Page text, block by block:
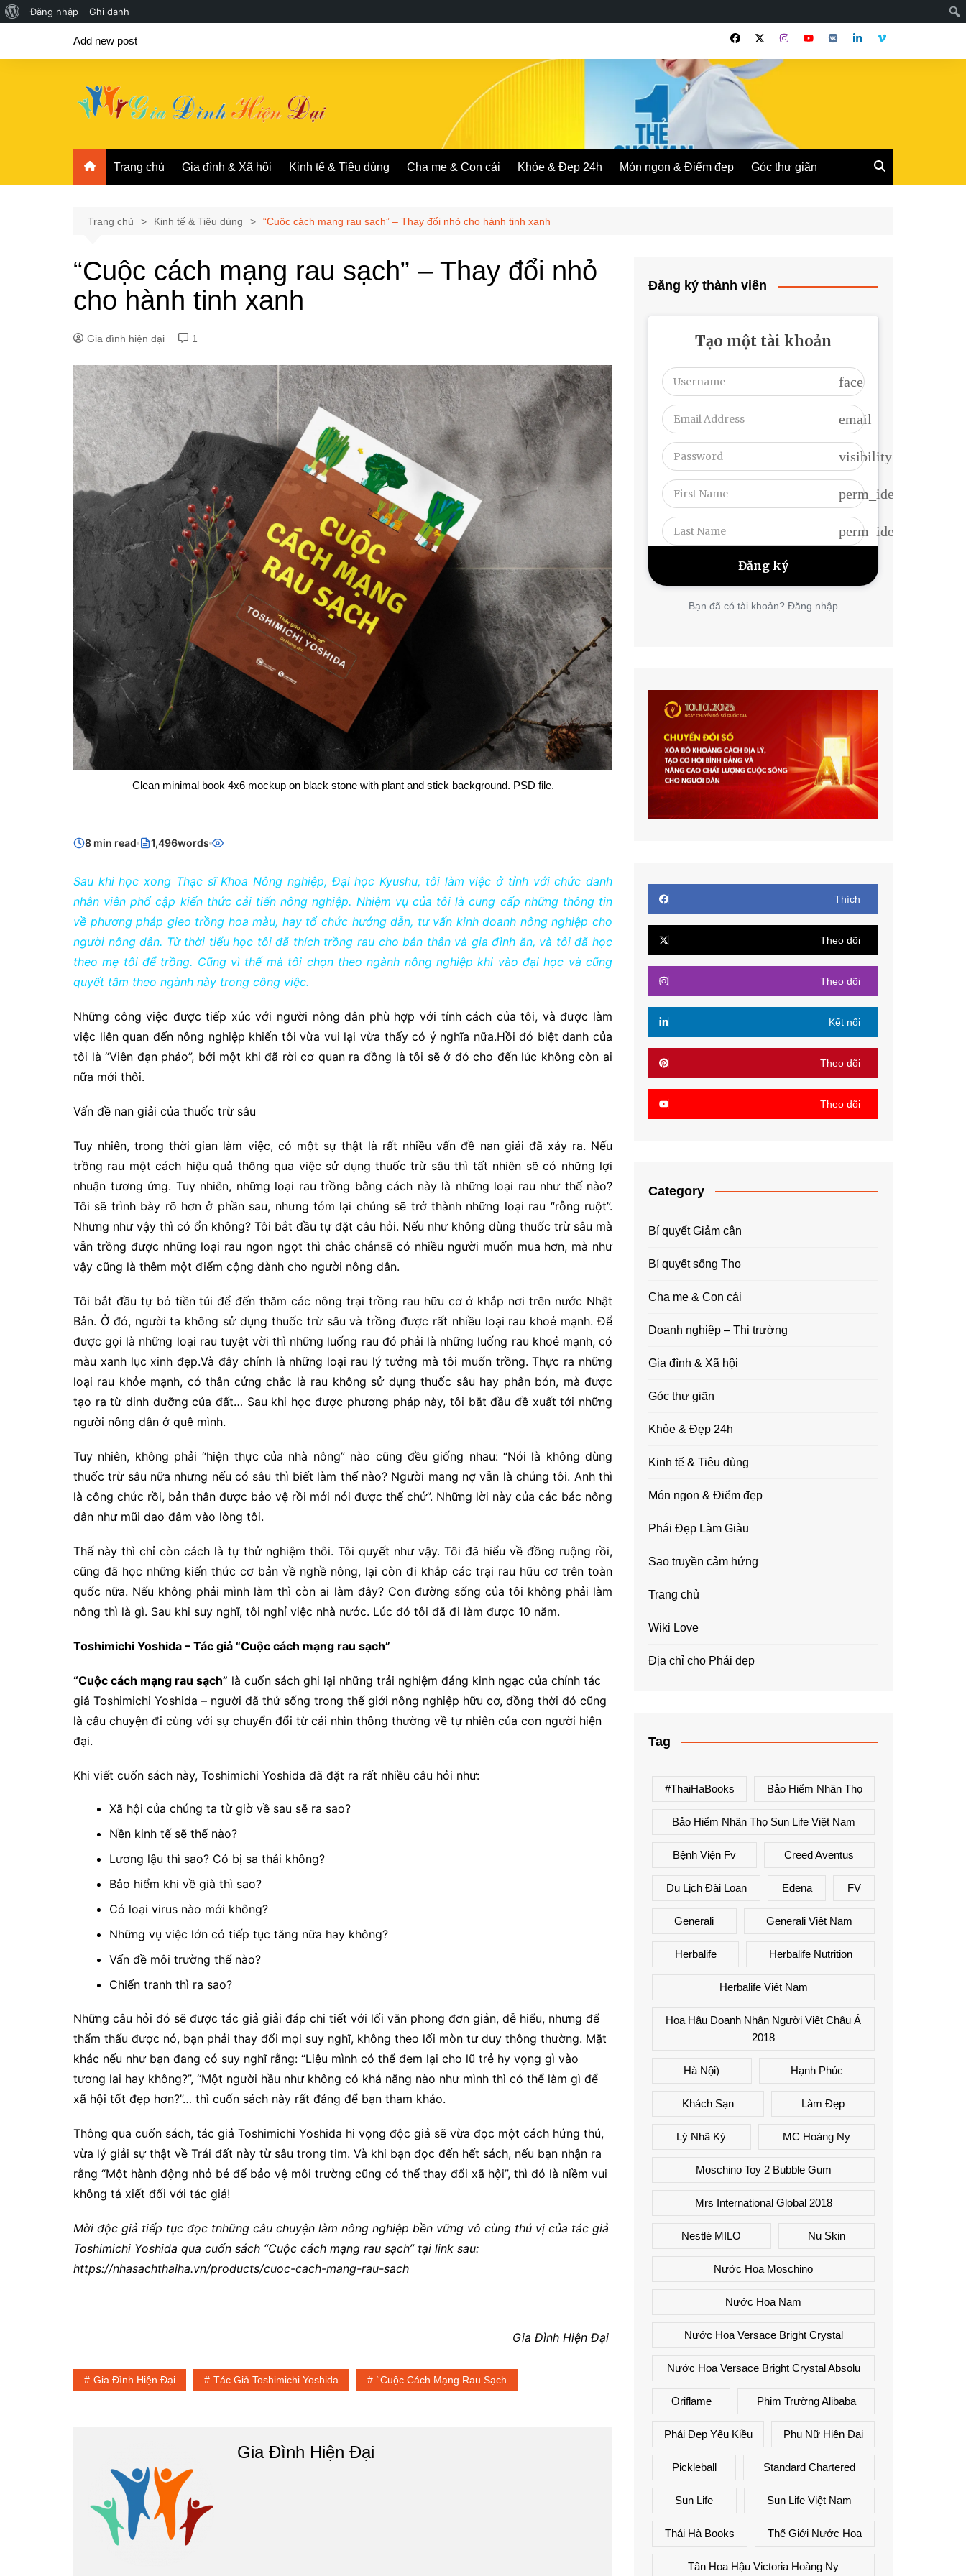
Giới
về
Đăng nhập Ghi danh
Add new post
Trang chủ Gia đình & Xã hội Kinh tế & Tiêu dùng Cha mẹ & Con cái Khỏe & Đẹp 24h Món ngon & Điểm đẹp Góc thư giãn
Trang chủ Kinh tế & Tiêu dùng “Cuộc cách mạng rau sạch” – Thay đổi nhỏ cho hành tinh xanh
“Cuộc cách mạng rau sạch” – Thay đổi nhỏ
cho hành tinh xanh
Gia đình hiện đại 1
Clean minimal book 4x6 mockup on black stone with plant and stick background. PSD file.
8 min read 1,496words
Sau khi học xong Thạc sĩ Khoa Nông nghiệp, Đại học Kyushu, tôi làm việc ở tỉnh với chức danh
nhân viên phổ cập kiến thức cải tiến nông nghiệp. Nhiệm vụ của tôi là cung cấp những thông tin
về phương pháp gieo trồng hoa màu, hay tổ chức hướng dẫn, tư vấn kinh doanh nông nghiệp cho
người nông dân. Từ thời tiểu học tôi đã thích trồng rau cho bản thân và gia đình ăn, và tôi đã học
theo mẹ tôi để trồng. Cũng vì thế mà tôi chọn theo ngành nông nghiệp khi vào đại học và cũng
quyết tâm theo ngành này trong công việc.
Những công việc được tiếp xúc với người nông dân phù hợp với tính cách của tôi, và được làm
việc liên quan đến nông nghiệp khiến tôi vừa vui lại vừa thấy có ý nghĩa nữa.Hồi đó biệt danh của
tôi là “Viên đạn pháo”, bởi một khi đã rời cơ quan ra đồng là tôi sẽ ở đó cho đến lúc không còn ai
nữa mới thôi.
Vấn đề nan giải của thuốc trừ sâu
Tuy nhiên, trong thời gian làm việc, có một sự thật là rất nhiều vấn đề nan giải đã xảy ra. Nếu
trồng rau một cách hiệu quả thông qua việc sử dụng thuốc trừ sâu thì tất nhiên sẽ có những lợi
nhuận tương ứng. Tuy nhiên, những loại rau trồng bằng cách này là những loại rau như thế nào?
Tôi sẽ trình bày rõ hơn ở phần sau, nhưng tóm lại chúng sẽ trở thành những loại rau “rỗng ruột”.
Nhưng như vậy thì có ổn không? Tôi bắt đầu tự đặt câu hỏi. Nếu như không dùng thuốc trừ sâu mà
vẫn trồng được những loại rau ngon ngọt thì chắc chắnsẽ có nhiều người muốn mua hơn, mà như
vậy cũng là thêm một điểm cộng dành cho người nông dân.
Tôi bắt đầu tự bỏ tiền túi để đến thăm các nông trại trồng rau hữu cơ ở khắp nơi trên nước Nhật
Bản. Ở đó, người ta không sử dụng thuốc trừ sâu và trồng được rất nhiều loại rau khoẻ mạnh. Để
được gọi là những loại rau tuyệt vời thì những luống rau đó phải là những luống rau khoẻ mạnh, có
màu xanh lục xinh đẹp.Và đây chính là những loại rau lý tưởng mà tôi muốn trồng. Thực ra những
loại rau khỏe mạnh, có thân cứng chắc là rau không sử dụng thuốc sâu hay phân bón, mà được
tạo ra từ dinh dưỡng của đất… Sau khi học được phương pháp này, tôi bắt đầu đề xuất tới những
người nông dân ở quê mình.
Tuy nhiên, không phải “hiện thực của nhà nông” nào cũng đều giống nhau: “Nói là không dùng
thuốc trừ sâu nữa nhưng nếu có sâu thì biết làm thế nào? Người mang nợ vẫn là chúng tôi. Anh thì
là công chức rồi, bản thân được bảo vệ rồi mới nói được thế chứ”. Những lời này của các bác nông
dân như mũi dao đâm vào lòng tôi.
Thế này thì chỉ còn cách là tự thử nghiệm thôi. Tôi quyết như vậy. Tôi đã hiểu về đồng ruộng rồi,
cũng đã học những kiến thức cơ bản về nghề nông, lại còn đi khắp các trại rau hữu cơ trên toàn
quốc nữa. Nếu không phải mình làm thì còn ai làm đây? Con đường sống của tôi không phải làm
nông thì là gì. Sau khi suy nghĩ, tôi nghỉ việc nhà nước. Lúc đó tôi đã đi làm được 10 năm.
Toshimichi Yoshida – Tác giả “Cuộc cách mạng rau sạch”
“Cuộc cách mạng rau sạch” là cuốn sách ghi lại những trải nghiệm đáng kinh ngạc của chính tác
giả Toshimichi Yoshida – người đã thử sống trong thế giới nông nghiệp hữu cơ, đồng thời đó cũng
là câu chuyện đi cùng với sự chuyển đổi từ cái nhìn thông thường về tự nhiên của con người hiện
đại.
Khi viết cuốn sách này, Toshimichi Yoshida đã đặt ra rất nhiều câu hỏi như:
Xã hội của chúng ta từ giờ về sau sẽ ra sao?
Nền kinh tế sẽ thế nào?
Lương lậu thì sao? Có bị sa thải không?
Bảo hiểm khi về già thì sao?
Có loại virus nào mới không?
Những vụ việc lớn có tiếp tục tăng nữa hay không?
Vấn đề môi trường thế nào?
Chiến tranh thì ra sao?
Những câu hỏi đó sẽ được tác giả giải đáp chi tiết với lối văn phong đơn giản, dễ hiểu, nhưng để
thẩm thấu được nó, bạn phải thay đổi mọi suy nghĩ, không theo lối mòn tư duy thông thường. Mặt
khác nếu như bạn đang có suy nghĩ rằng: “Liệu mình có thể đem lại cho lũ trẻ hy vọng gì vào
tương lai hay không?”, “Một người hầu như không có khả năng nào như mình thì có thể làm gì để
xã hội tốt đẹp hơn?”… thì cuốn sách này rất đáng để bạn tham khảo.
Thông qua cuốn sách, tác giả Toshimichi Yoshida hi vọng độc giả sẽ vừa đọc một cách hứng thú,
vừa lý giải sự thật về Trái đất này từ sâu trong tim. Và khi bạn đọc đến hết sách, nếu bạn nhận ra
rằng “Một hành động nhỏ bé để bảo vệ môi trường cũng có thể thay đổi xã hội”, thì đó là niềm vui
không tả xiết đối với tác giả!
Mời độc giả tiếp tục đọc tnhững câu chuyện làm nông nghiệp bền vững vô cùng thú vị của tác giả
Toshimichi Yoshida qua cuốn sách “Cuộc cách mạng rau sạch” tại link sau:
https://nhasachthaiha.vn/products/cuoc-cach-mang-rau-sach
Gia Đình Hiện Đại
Gia Đình Hiện Đại Tác Giả Toshimichi Yoshida “Cuộc Cách Mạng Rau Sạch
Gia Đình Hiện Đại
Đăng ký thành viên
Tạo một tài khoản
face
email
visibility
perm_identity
perm_identity
Bạn đã có tài khoản? Đăng nhập
Thích
Theo dõi
Theo dõi
Kết nối
Theo dõi
Theo dõi
Category
Bí quyết Giảm cân
Bí quyết sống Thọ
Cha mẹ & Con cái
Doanh nghiệp – Thị trường
Gia đình & Xã hội
Góc thư giãn
Khỏe & Đẹp 24h
Kinh tế & Tiêu dùng
Món ngon & Điểm đẹp
Phái Đẹp Làm Giàu
Sao truyền cảm hứng
Trang chủ
Wiki Love
Địa chỉ cho Phái đẹp
Tag
#ThaiHaBooks Bảo Hiểm Nhân Thọ
Bảo Hiểm Nhân Thọ Sun Life Việt Nam
Bệnh Viện Fv Creed Aventus
Du Lịch Đài Loan Edena FV
Generali Generali Việt Nam
Herbalife Herbalife Nutrition
Herbalife Việt Nam
Hoa Hậu Doanh Nhân Người Việt Châu Á
2018
Hà Nội) Hạnh Phúc
Khách Sạn Làm Đẹp
Lý Nhã Kỳ MC Hoàng Ny
Moschino Toy 2 Bubble Gum
Mrs International Global 2018
Nestlé MILO Nu Skin
Nước Hoa Moschino
Nước Hoa Nam
Nước Hoa Versace Bright Crystal
Nước Hoa Versace Bright Crystal Absolu
Oriflame Phim Trường Alibaba
Phái Đẹp Yêu Kiều Phụ Nữ Hiện Đại
Pickleball Standard Chartered
Sun Life Sun Life Việt Nam
Thái Hà Books Thế Giới Nước Hoa
Tân Hoa Hậu Victoria Hoàng Ny